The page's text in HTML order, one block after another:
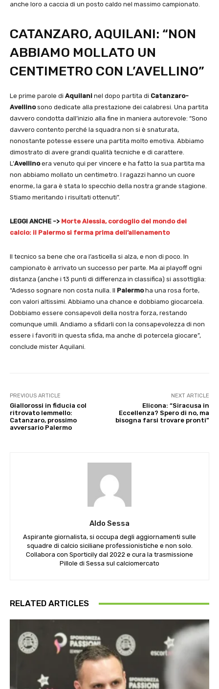
anche loro a caccia di un posto caldo nel massimo campionato.
CATANZARO, AQUILANI: “NON
ABBIAMO MOLLATO UN
CENTIMETRO CON L’AVELLINO”
Le prime parole di Aquilani nel dopo partita di Catanzaro-
Avellinosono dedicate alla prestazione dei calabresi. Una partita
davvero condotta dall’inizio alla fine in maniera autorevole: “Sono
davvero contento perché la squadra non si è snaturata,
nonostante potesse essere una partita molto emotiva. Abbiamo
dimostrato di avere grandi qualità tecniche e di carattere.
L’Avellinoera venuto qui per vincere e ha fatto la sua partita ma
non abbiamo mollato un centimetro. I ragazzi hanno un cuore
enorme, la gara è stata lo specchio della nostra grande stagione.
Stiamo meritando i risultati ottenuti”.
LEGGI ANCHE -> Morte Alessia, cordoglio del mondo del
calcio: il Palermo si ferma prima dell’allenamento
Il tecnico sa bene che ora l’asticella si alza, e non di poco. In
campionato è arrivato un successo per parte. Ma ai playoff ogni
distanza (anche i 13 punti di differenza in classifica) si assottiglia:
“Adesso sognare non costa nulla. Il Palermoha una rosa forte,
con valori altissimi. Abbiamo una chance e dobbiamo giocarcela.
Dobbiamo essere consapevoli della nostra forza, restando
comunque umili. Andiamo a sfidarli con la consapevolezza di non
essere i favoriti in questa sfida, ma anche di potercela giocare”,
conclude mister Aquilani.
PREVIOUS ARTICLE
Giallorossi in fiducia col
ritrovato Iemmello:
Catanzaro, prossimo
avversario Palermo
NEXT ARTICLE
Elicona: “Siracusa in
Eccellenza? Spero di no, ma
bisogna farsi trovare pronti”
Aldo Sessa
Aspirante giornalista, si occupa degli aggiornamenti sulle
squadre di calcio siciliane professionistiche e non solo.
Collabora con Sporticily dal 2022 e cura la trasmissione
Pillole di Sessa sul calciomercato
RELATED ARTICLES